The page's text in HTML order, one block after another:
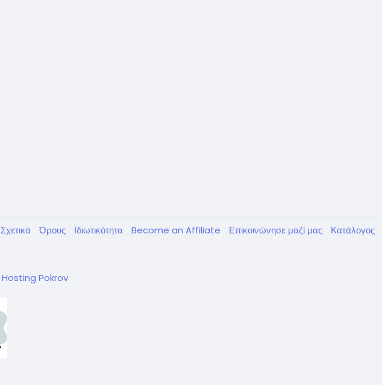
Σχετικά Όρους Ιδιωτικότητα Become an Affiliate Επικοινώνησε μαζί μας Κατάλογος
Hosting Pokrov